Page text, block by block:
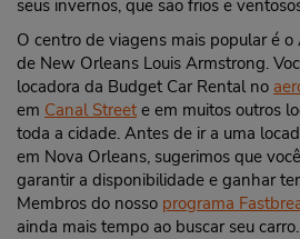
seus invernos, que são frios e
O centro de viagens mais popular é
de New Orleans Louis Armstrong.
locadora da Budget Car Rental no
em Canal Streete em muitos outros
toda a cidade. Antes de ir a uma
em Nova Orleans, sugerimos que você
garantir a disponibilidade e ganhar
Membros do nosso programa
ainda mais tempo ao buscar seu carro.